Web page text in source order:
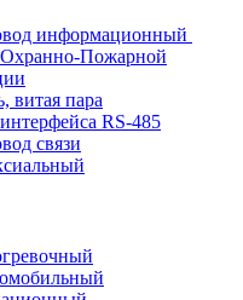
информационный
Охранно-Пожарной
витая пара
RS-485
связи